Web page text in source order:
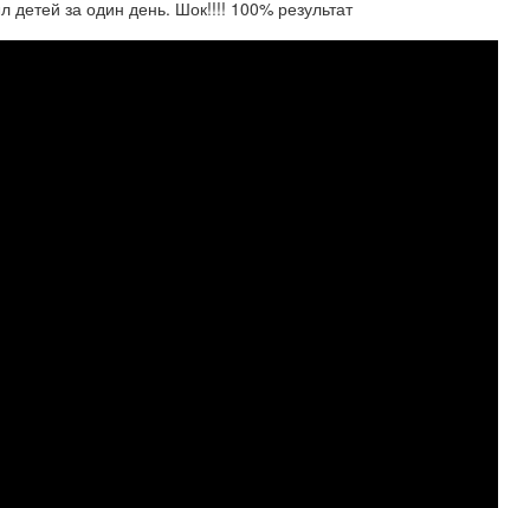
детей за один день. Шок!!!! 100% результат